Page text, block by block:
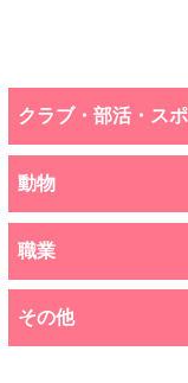
クラブ・部活・ス
動物
職業
その他